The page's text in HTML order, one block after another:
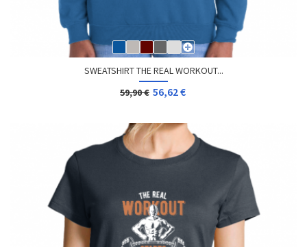
SWEATSHIRT THE REAL WORKOUT...
59,90 € 56,62 €